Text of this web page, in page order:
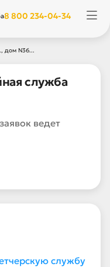
8 800 234-04-34
дом N36...
служба
ведет
службу